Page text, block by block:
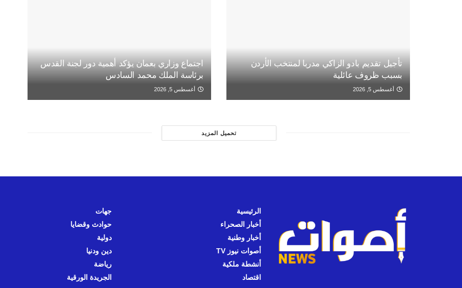
تأجيل تقديم بادو الزاكي مدربا لمنتخب الأردن
بسبب ظروف عائلية
أغسطس 5, 2026
اجتماع وزاري بعمان يؤكد أهمية دور لجنة القدس
برئاسة الملك محمد السادس
أغسطس 5, 2026
تحميل المزيد
الرئيسية
أخبار الصحراء
أخبار وطنية
أصوات نيوز TV
أنشطة ملكية
اقتصاد
جهات
حوادث وقضايا
دولية
دين ودنيا
رياضة
الجريدة الورقية